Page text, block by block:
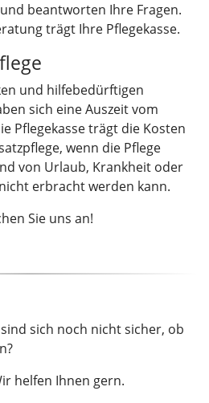
beantworten Ihre Fragen.
trägt Ihre Pflegekasse.
und hilfebedürftigen
sich eine Auszeit vom
Pflegekasse trägt die Kosten
wenn die Pflege
von Urlaub, Krankheit oder
erbracht werden kann.
Sie uns an!
sich noch nicht sicher, ob
helfen Ihnen gern.